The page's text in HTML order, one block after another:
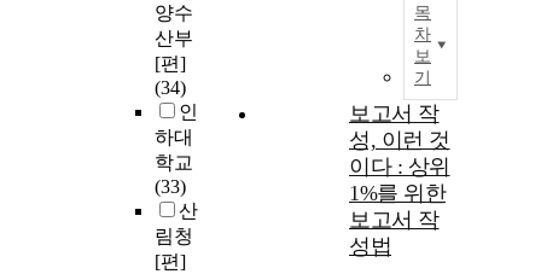
양수
산부
[편]
(34)
인
하대
학교
(33)
산
림청
[편]
목
차
보
기
보고서 작
성, 이런 것
이다 : 상위
1%를 위한
보고서 작
성법